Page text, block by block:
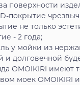
поверхности
покрытие
не только
- 2 года;
у мойки из
и долговечной
OMOIKIRI имеют
моек OMOIKIRI